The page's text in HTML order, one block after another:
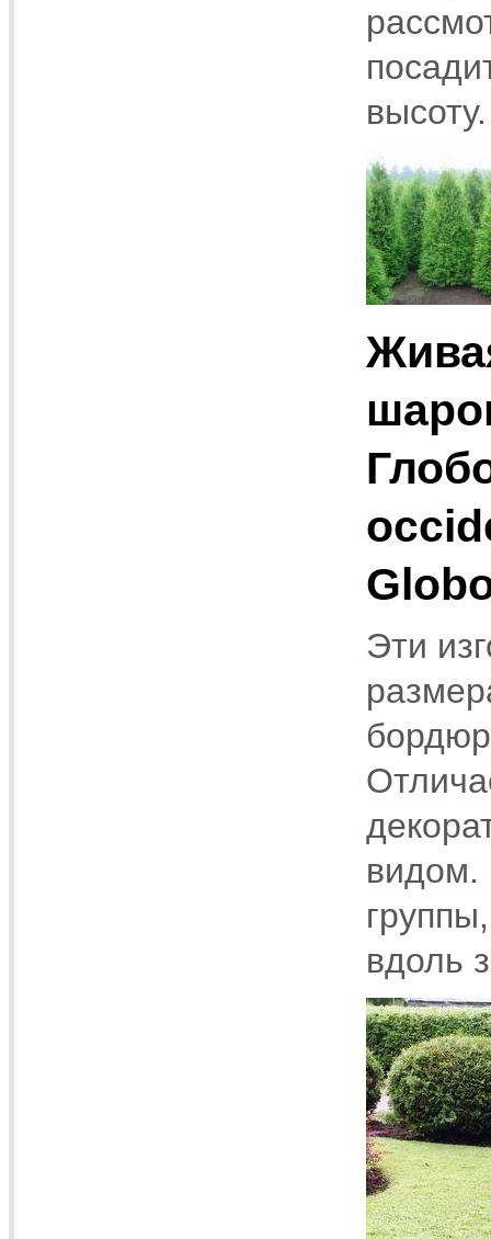
высоту.
Эти
видом.
вдоль